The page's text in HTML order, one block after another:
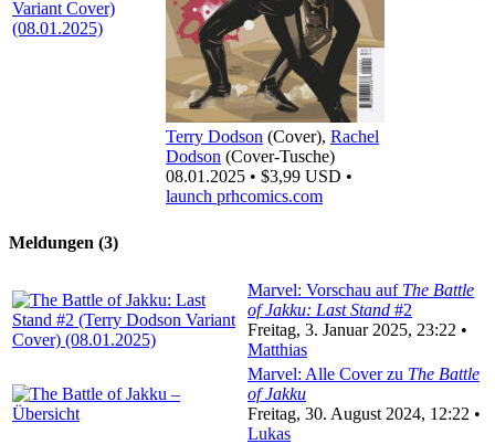
Terry Dodson (Cover), Rachel
Dodson (Cover-Tusche)
08.01.2025 • $3,99 USD •
launch prhcomics.com
Meldungen (3)
Marvel: Vorschau auf The Battle
of Jakku: Last Stand #2
Freitag, 3. Januar 2025, 23:22 •
Matthias
Marvel: Alle Cover zu The Battle
of Jakku
Freitag, 30. August 2024, 12:22 •
Lukas